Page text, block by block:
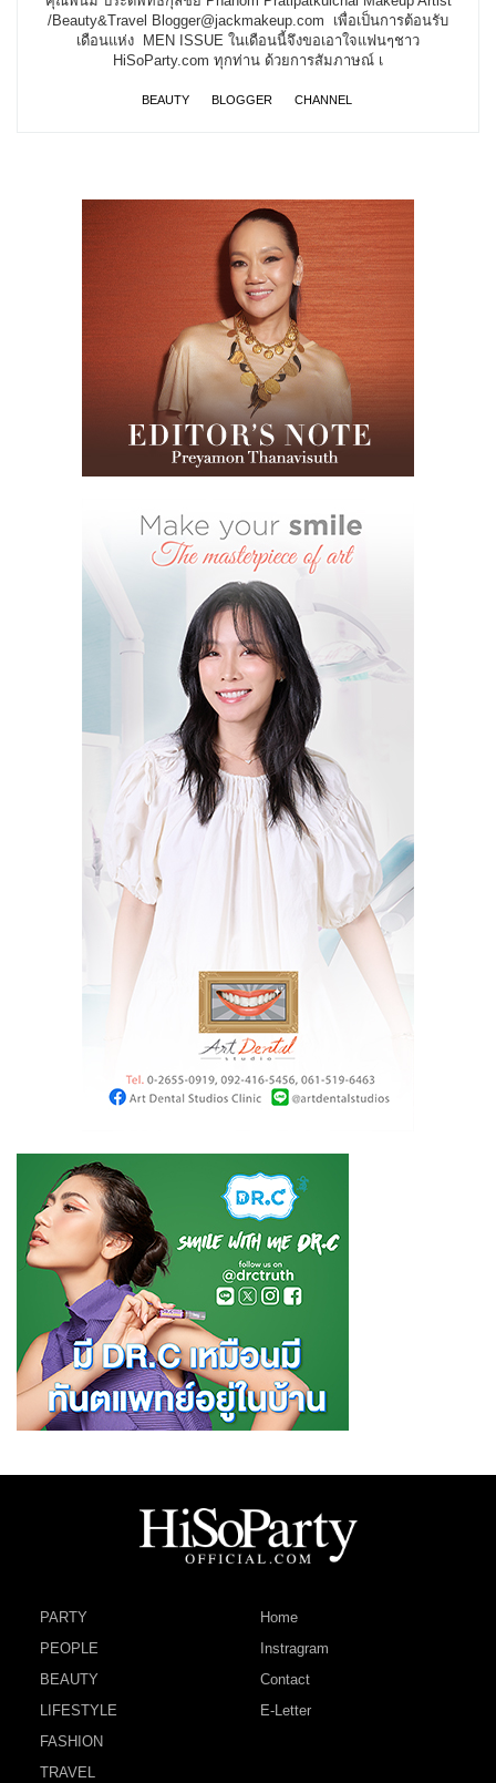
/Beauty&Travel Blogger@jackmakeup.com เพื่อเป็นการต้อนรับ
เดือนแห่ง MEN ISSUE ในเดือนนี้จึงขอเอาใจแฟนๆชาว
HiSoParty.com ทุกท่าน ด้วยการสัมภาษณ์ เ
BEAUTY BLOGGER CHANNEL
PARTY
PEOPLE
BEAUTY
LIFESTYLE
FASHION
TRAVEL
Home
Instragram
Contact
E-Letter